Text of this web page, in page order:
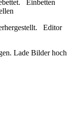
Einbetten
Editor
Lade Bilder hoch